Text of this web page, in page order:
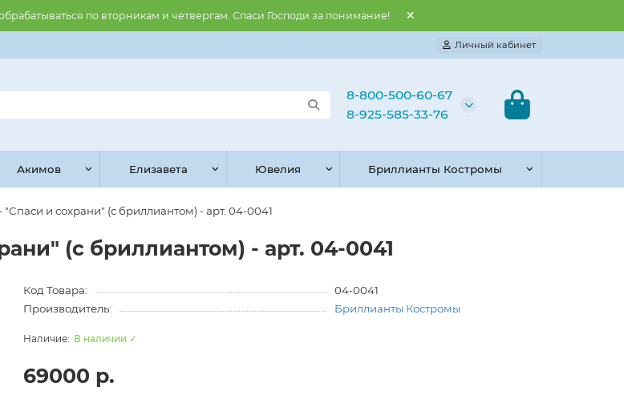
обрабатываться по вторникам и четвергам. Спаси Господи за понимание!
Личный кабинет
8-800-500-60-67
8-925-585-33-76
Акимов Елизавета Ювелия Бриллианты Костромы
"Спаси и сохрани" (с бриллиантом) - арт. 04-0041
(с бриллиантом) - арт. 04-0041
Код Товара:
04-0041
Производитель:
Бриллианты Костромы
В наличии ✓
69000 р.